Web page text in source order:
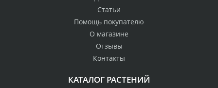
Статьи
Помощь покупателю
О магазине
Отзывы
Контакты
КАТАЛОГ РАСТЕНИЙ